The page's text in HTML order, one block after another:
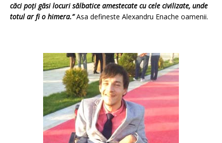
căci poţi găsi locuri sălbatice amestecate cu cele civilizate, unde
totul ar fi o himera.” Asa defineste Alexandru Enache oamenii.